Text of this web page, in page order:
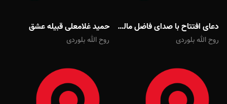
دعای افتتاح با صدای فاضل مالکی
روح الله بلوردی
حمید غلامعلی قبیله عشق
روح الله بلوردی